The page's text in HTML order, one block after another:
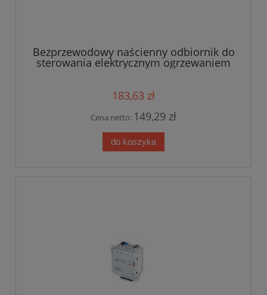
Bezprzewodowy naścienny odbiornik do
sterowania elektrycznym ogrzewaniem
BPT002
183,63 zł
Cena netto: 149,29 zł
do koszyka